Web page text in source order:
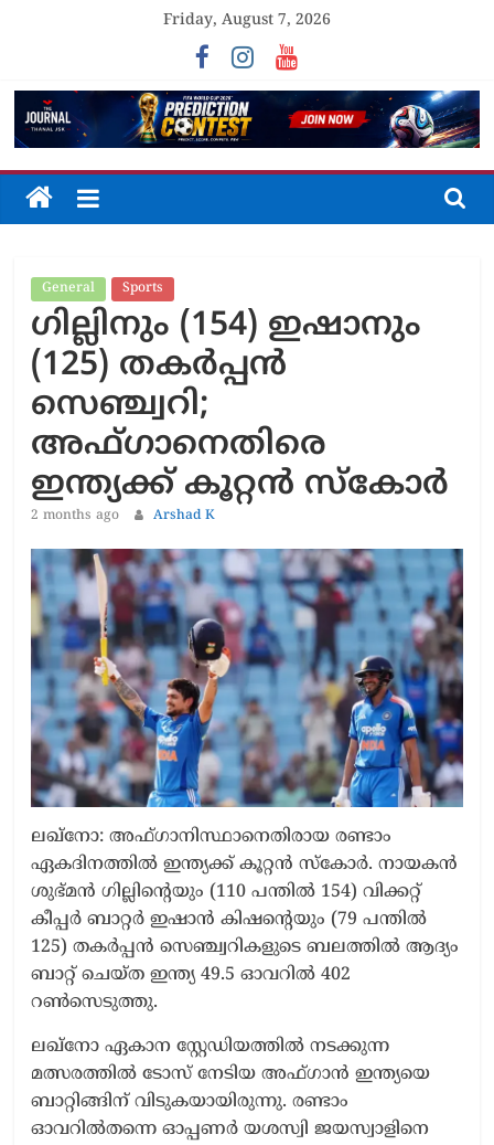
Friday, August 7, 2026
The
Unfolding
The
Truth
General Sports
ഗില്ലിനും (154) ഇഷാനും
(125) തകർപ്പൻ
സെഞ്ച്വറി;
അഫ്ഗാനെതിരെ
ഇന്ത്യക്ക് കൂറ്റൻ സ്കോർ
2 months ago Arshad K
ലഖ്നോ: അഫ്ഗാനിസ്ഥാനെതിരായ രണ്ടാം
ഏകദിനത്തിൽ ഇന്ത്യക്ക് കൂറ്റൻ സ്കോർ. നായകൻ
ശുഭ്മൻ ഗില്ലിന്‍റെയും (110 പന്തിൽ 154) വിക്കറ്റ്
കീപ്പർ ബാറ്റർ ഇഷാൻ കിഷന്‍റെയും (79 പന്തിൽ
125) തകർപ്പൻ സെഞ്ച്വറികളുടെ ബലത്തിൽ ആദ്യം
ബാറ്റ് ചെയ്ത ഇന്ത്യ 49.5 ഓവറിൽ 402
റൺസെടുത്തു.
ലഖ്‌നോ ഏകാന സ്റ്റേഡിയത്തിൽ നടക്കുന്ന
മത്സരത്തിൽ ടോസ് നേടിയ അഫ്ഗാൻ ഇന്ത്യയെ
ബാറ്റിങ്ങിന് വിടുകയായിരുന്നു. രണ്ടാം
ഓവറിൽതന്നെ ഓപ്പണർ യശസ്വി ജയസ്വാളിനെ